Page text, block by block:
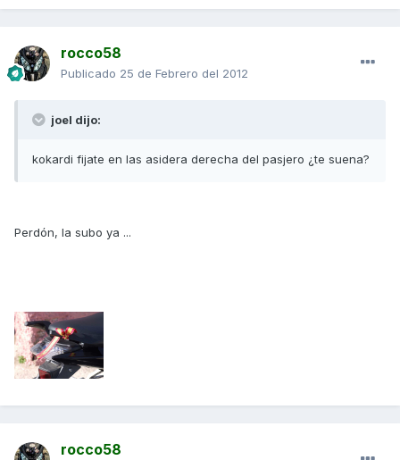
rocco58
Publicado 25 de Febrero del 2012
joel dijo:
kokardi fijate en las asidera derecha del pasjero ¿te suena?
Perdón, la subo ya ...
rocco58